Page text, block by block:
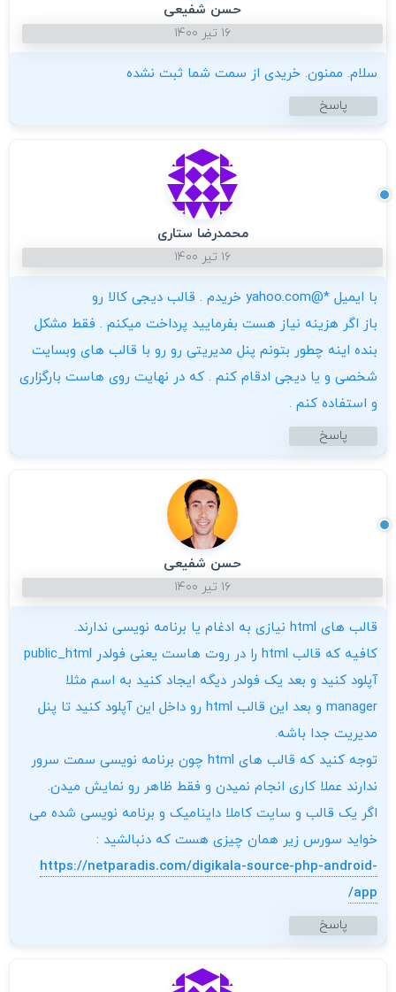
حسن شفیعی
۱۶ تیر ۱۴۰۰
سلام. ممنون. خریدی از سمت شما ثبت نشده
پاسخ
محمدرضا ستاری
۱۶ تیر ۱۴۰۰
با ایمیل *@yahoo.com خریدم . قالب دیجی کالا رو
باز اگر هزینه نیاز هست بفرمایید پرداخت میکنم . فقط مشکل
بنده اینه چطور بتونم پنل مدیریتی رو رو با قالب های وبسایت
شخصی و یا دیجی ادقام کنم . که در نهایت روی هاست بارگزاری
و استفاده کنم .
پاسخ
حسن شفیعی
۱۶ تیر ۱۴۰۰
قالب های html نیازی به ادغام یا برنامه نویسی ندارند.
کافیه که قالب html را در روت هاست یعنی فولدر public_html
آپلود کنید و بعد یک فولدر دیگه ایجاد کنید به اسم مثلا
manager و بعد این قالب html رو داخل این آپلود کنید تا پنل
مدیریت جدا باشه.
توجه کنید که قالب های html چون برنامه نویسی سمت سرور
ندارند عملا کاری انجام نمیدن و فقط ظاهر رو نمایش میدن.
اگر یک قالب و سایت کاملا داینامیک و برنامه نویسی شده می
خواید سورس زیر همان چیزی هست که دنبالشید :
https://netparadis.com/digikala-source-php-android-
app/
پاسخ